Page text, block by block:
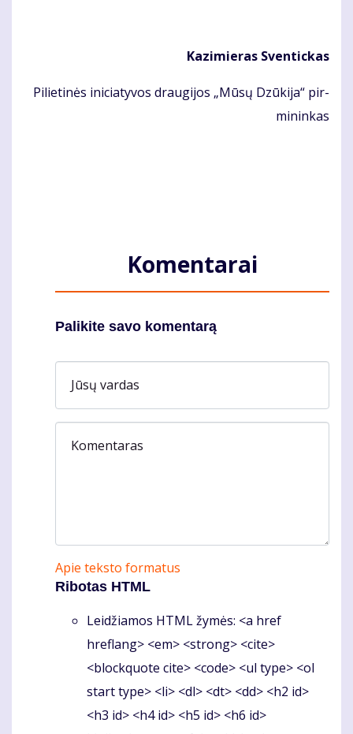
Ka­zi­mie­ras Sven­tic­kas
Pi­lie­ti­nės ini­cia­ty­vos drau­gi­jos „Mū­sų Dzū­ki­ja“ pir­
mi­nin­kas
Komentarai
Palikite savo komentarą
Jūsų vardas
Komentaras
Apie teksto formatus
Ribotas HTML
Leidžiamos HTML žymės: <a href
hreflang> <em> <strong> <cite>
<blockquote cite> <code> <ul type> <ol
start type> <li> <dl> <dt> <dd> <h2 id>
<h3 id> <h4 id> <h5 id> <h6 id>